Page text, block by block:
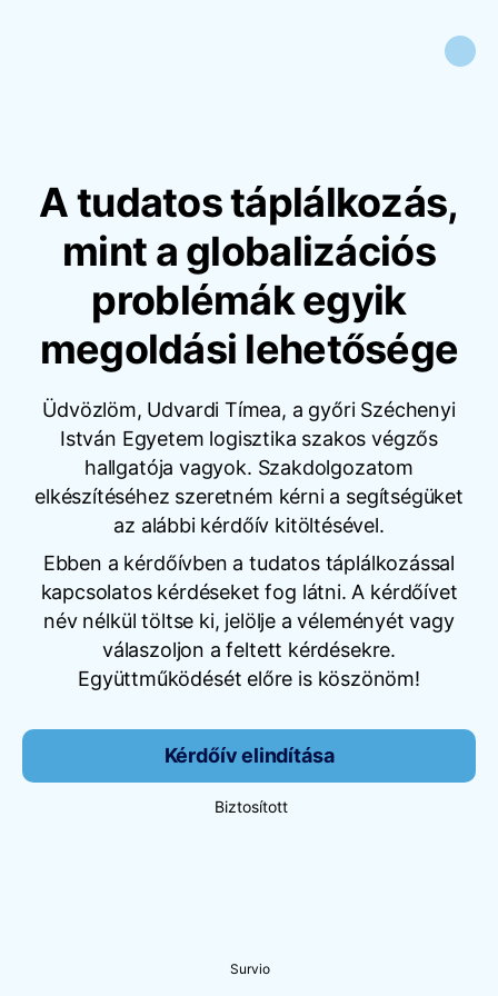
A tudatos táplálkozás,
mint a globalizációs
problémák egyik
megoldási lehetősége
Üdvözlöm, Udvardi Tímea, a győri Széchenyi
István Egyetem logisztika szakos végzős
hallgatója vagyok. Szakdolgozatom
elkészítéséhez szeretném kérni a segítségüket
az alábbi kérdőív kitöltésével.
Ebben a kérdőívben a tudatos táplálkozással
kapcsolatos kérdéseket fog látni. A kérdőívet
név nélkül töltse ki, jelölje a véleményét vagy
válaszoljon a feltett kérdésekre.
Együttműködését előre is köszönöm!
Kérdőív elindítása
Biztosított
Survio